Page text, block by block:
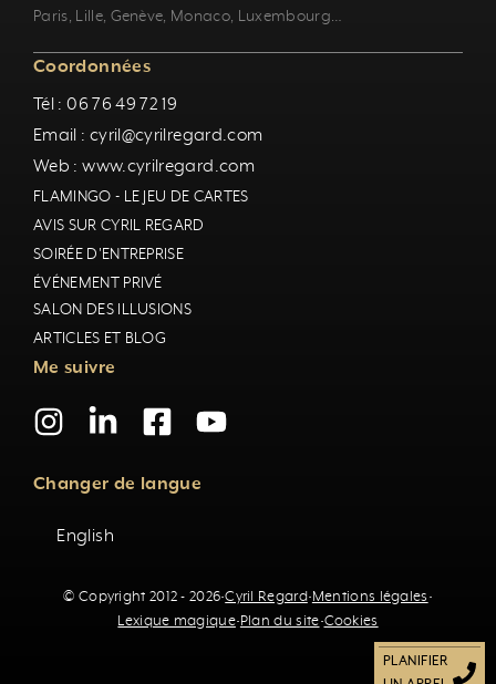
Paris, Lille, Genève, Monaco, Luxembourg…
Coordonnées
Tél : 06 76 49 72 19
Email : cyril@cyrilregard.com
Web : www.cyrilregard.com
FLAMINGO - LE JEU DE CARTES
AVIS SUR CYRIL REGARD
SOIRÉE D'ENTREPRISE
ÉVÉNEMENT PRIVÉ
SALON DES ILLUSIONS
ARTICLES ET BLOG
Me suivre
Changer de langue
English
© Copyright 2012 - 2026·Cyril Regard·Mentions légales ·
Lexique magique·Plan du site·Cookies
PLANIFIER